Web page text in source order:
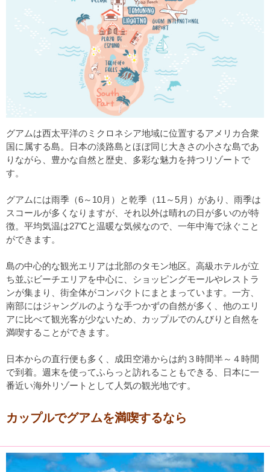
グアムは西太平洋のミクロネシア地域に位置するアメリカ合衆
国に属する島。日本の淡路島とほぼ同じ大きさの小さな島であ
りながら、豊かな自然と歴史、多彩な魅力を持つリゾートで
す。
グアムには雨季（6～10月）と乾季（11～5月）があり、雨季は
スコールが多くなりますが、それ以外は晴れの日が多いのが特
徴。平均気温は27℃と温暖な気候なので、一年中海で泳ぐこと
ができます。
島の中心的な観光エリアは北部のタモン地区。高級ホテルが立
ち並ぶビーチエリアを中心に、ショッピングモールやレストラ
ンが集まり、街全体がコンパクトにまとまっています。一方、
南部にはジャングルのような手つかずの自然が多く、他のエリ
アに比べて観光客が少ないため、カップルでのんびりと自然を
満喫することができます。
日本からの直行便も多く、成田空港からは約３時間半～４時間
で到着。週末を使ってふらっと訪れることもできる、日本に一
番近い海外リゾートとして人気の観光地です。
カップルでグアムを満喫するなら